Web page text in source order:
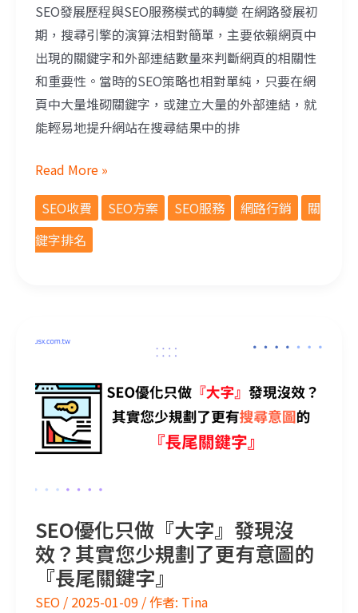
SEO發展歷程與SEO服務模式的轉變 在網路發展初
期，搜尋引擎的演算法相對簡單，主要依賴網頁中
出現的關鍵字和外部連結數量來判斷網頁的相關性
和重要性。當時的SEO策略也相對單純，只要在網
頁中大量堆砌關鍵字，或建立大量的外部連結，就
能輕易地提升網站在搜尋結果中的排
Read More »
SEO收費
SEO方案 SEO服務 網路行銷
關
鍵字排名
SEO優化只做『大字』發現沒
效？其實您少規劃了更有意圖的
『長尾關鍵字』
SEO / 2025-01-09 / 作者: Tina
SEO優化只做『大字』發現沒效？其實您少規劃了更有意圖的『長尾關鍵字』